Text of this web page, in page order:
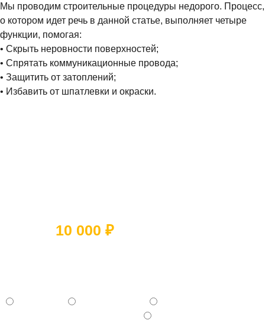
Мы проводим строительные процедуры недорого. Процесс,
о котором идет речь в данной статье, выполняет четыре
функции, помогая:
• Скрыть неровности поверхностей;
• Спрятать коммуникационные провода;
• Защитить от затоплений;
• Избавить от шпатлевки и окраски.
10 000 ₽